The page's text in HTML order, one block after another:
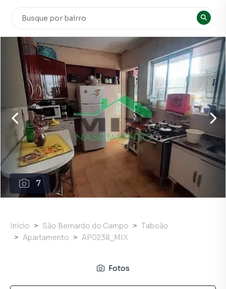
7
Início São Bernardo do Campo
Taboão
Apartamento
AP0238_MIX
Fotos